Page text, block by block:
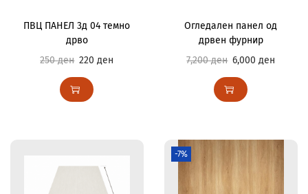
ПВЦ ПАНЕЛ 3д 04 темно
дрво
250ден 220ден
Огледален панел од
дрвен фурнир
7,200ден 6,000ден
-7%